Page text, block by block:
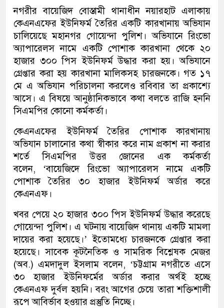
নগরীর বায়েজিদ বোস্তামী থানাধীন নয়ারহাট এলাকায়
কেএনএফের ইউনিফর্ম তৈরির একটি কারখানায় অভিযান
চালিয়েছে মহানগর গোয়েন্দা পুলিশ। অভিযানে রিংভো
অ্যাপারেলস নামে একটি পোশাক কারখানা থেকে ২০
হাজার ৩০০ পিস ইউনিফর্ম উদ্ধার করা হয়। অভিযানে
গ্রেপ্তার করা হয় কারখানা মালিকসহ চারজনকে। গত ১৭
মে এ অভিযান পরিচালনা করলেও রবিবার তা প্রকাশ্যে
আসে। এ বিষয়ে আনুষ্ঠানিকভাবে কথা বলতে রাজি হননি
সিএমপির কোনো কর্মকর্তা।
কেএনএফের ইউনিফর্ম তৈরির পোশাক কারখানায়
অভিযান চালানোর কথা স্বীকার করে নাম প্রকাশ না করার
শর্তে সিএমপির উত্তর জোনের এক কর্মকর্তা
বলেন, ‘বায়েজিদে রিংভো অ্যাপারেলস নামে একটি
পোশাক তৈরির ৩০ হাজার ইউনিফর্ম অর্ডার করে
কেএনএফ।
খবর পেয়ে ২০ হাজার ৩০০ পিস ইউনিফর্ম উদ্ধার করেছে
গোয়েন্দা পুলিশ। এ ঘটনায় বায়েজিদ থানায় একটি মামলা
দায়ের করা হয়েছে।’ ইতোমধ্যে চারজনকে গ্রেপ্তার করা
হয়েছে। সাবেক কূটনৈতিক ও সামরিক বিশ্লেষক মেজর
(অব.) এমদাদুল ইসলাম বলেন, ‘চট্টগ্রাম নগরীতে এসে
৩০ হাজার ইউনিফর্মের অর্ডার করার অর্থই হচ্ছে
কেএনএফ দুর্বল হয়নি। বরং আগের চেয়ে তারা শক্তিশালী
রূপে আবির্ভাব হওয়ার প্রস্তুতি নিচ্ছে।